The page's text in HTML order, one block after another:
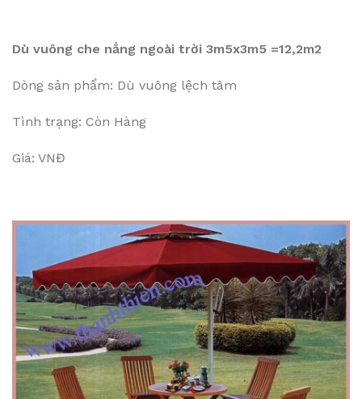
Dù vuông che nắng ngoài trời 3m5x3m5 =12,2m2
Dòng sản phẩm: Dù vuông lệch tâm
Tình trạng: Còn Hàng
Giá: VNĐ